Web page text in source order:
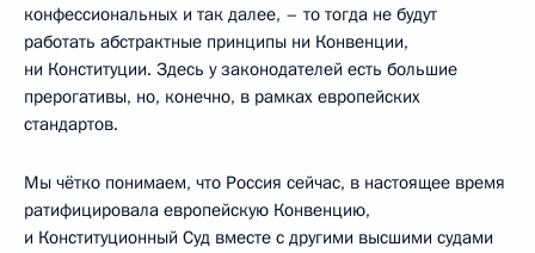
конфессиональных и так далее, – то тогда не будут
работать абстрактные принципы ни Конвенции,
ни Конституции. Здесь у законодателей есть большие
прерогативы, но, конечно, в рамках европейских
стандартов.
Мы чётко понимаем, что Россия сейчас, в настоящее время
ратифицировала европейскую Конвенцию,
и Конституционный Суд вместе с другими высшими судами